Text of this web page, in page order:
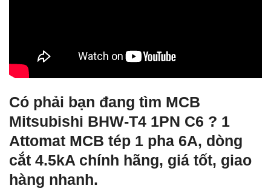
Có phải bạn đang tìm MCB
Mitsubishi BHW-T4 1PN C6 ? 1
Attomat MCB tép 1 pha 6A, dòng
cắt 4.5kA chính hãng, giá tốt, giao
hàng nhanh.